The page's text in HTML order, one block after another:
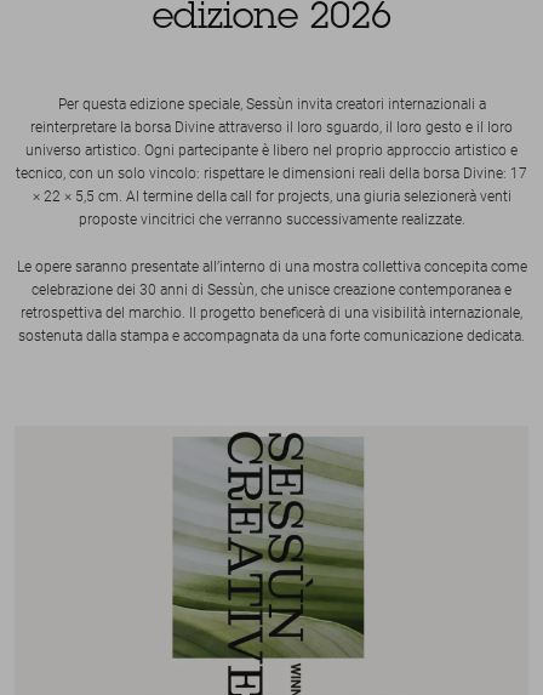
edizione 2026
Per questa edizione speciale, Sessùn invita creatori internazionali a
reinterpretare la borsa Divine attraverso il loro sguardo, il loro gesto e il loro
universo artistico. Ogni partecipante è libero nel proprio approccio artistico e
tecnico, con un solo vincolo: rispettare le dimensioni reali della borsa Divine: 17
× 22 × 5,5 cm. Al termine della call for projects, una giuria selezionerà venti
proposte vincitrici che verranno successivamente realizzate.
Le opere saranno presentate all’interno di una mostra collettiva concepita come
celebrazione dei 30 anni di Sessùn, che unisce creazione contemporanea e
retrospettiva del marchio. Il progetto beneficerà di una visibilità internazionale,
sostenuta dalla stampa e accompagnata da una forte comunicazione dedicata.